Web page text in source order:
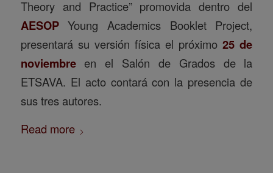
Theory and Practice” promovida dentro del
AESOPYoung Academics Booklet Project,
presentará su versión física el próximo25 de
noviembreen el Salón de Grados de la
ETSAVA. El acto contará con la presencia de
sus tres autores.
Read more